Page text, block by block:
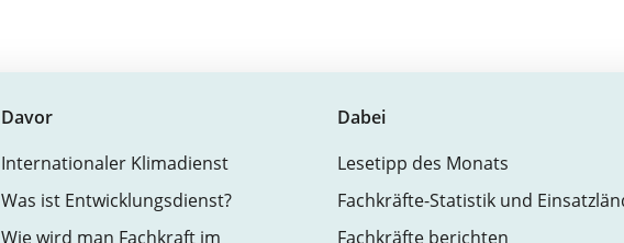
Davor
Internationaler Klimadienst
Was ist Entwicklungsdienst?
Wie wird man Fachkraft im
Dabei
Lesetipp des Monats
Fachkräfte-Statistik und
Fachkräfte berichten